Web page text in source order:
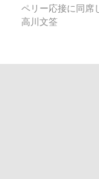
ペリー応接に同席
高川文筌